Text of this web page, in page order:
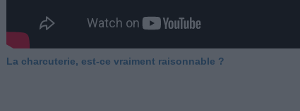
La charcuterie, est-ce vraiment raisonnable ?